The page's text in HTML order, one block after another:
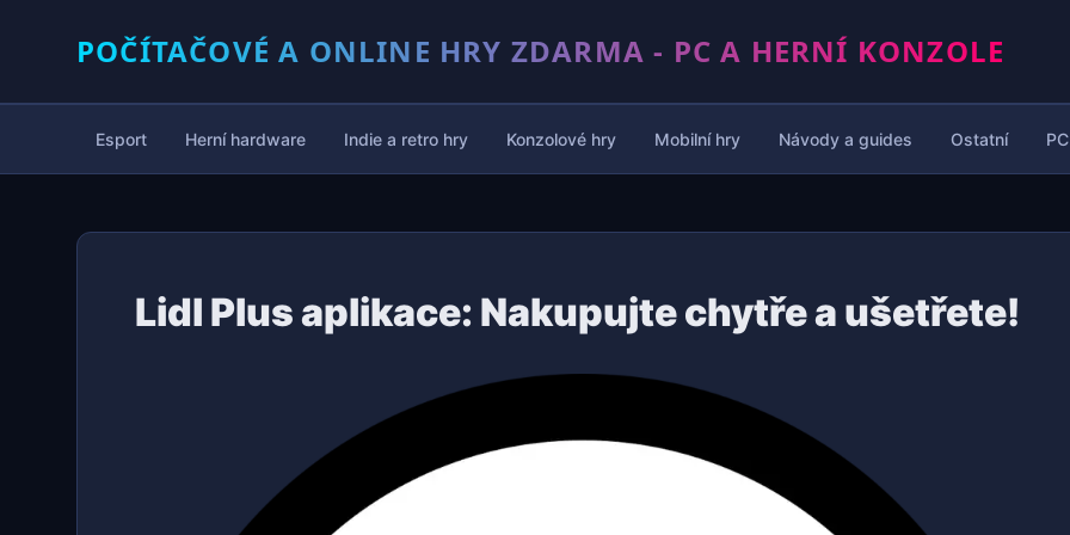
POČÍTAČOVÉ A ONLINE HRY ZDARMA - PC A HERNÍ KONZOLE
Esport Herní hardware Indie a retro hry Konzolové hry Mobilní hry Návody a guides Ostatní
Lidl Plus aplikace: Nakupujte chytře a ušetřete!